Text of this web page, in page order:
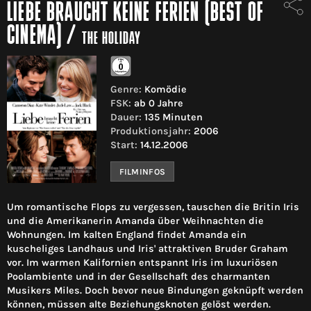
LIEBE BRAUCHT KEINE FERIEN (BEST OF
CINEMA) / THE HOLIDAY
Genre: Komödie
FSK: ab 0 Jahre
Dauer: 135 Minuten
Produktionsjahr: 2006
Start: 14.12.2006
FILMINFOS
Um romantische Flops zu vergessen, tauschen die Britin Iris
und die Amerikanerin Amanda über Weihnachten die
Wohnungen. Im kalten England findet Amanda ein
kuscheliges Landhaus und Iris' attraktiven Bruder Graham
vor. Im warmen Kalifornien entspannt Iris im luxuriösen
Poolambiente und in der Gesellschaft des charmanten
Musikers Miles. Doch bevor neue Bindungen geknüpft werden
können, müssen alte Beziehungsknoten gelöst werden.